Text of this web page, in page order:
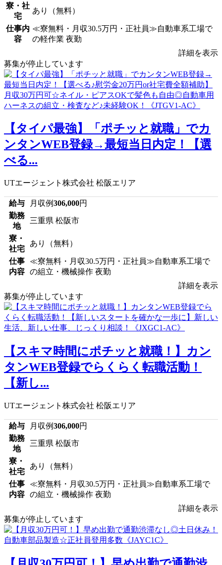
寮・社
宅
あり（無料）
仕事内
容
≪寮無料・月収30.5万円・正社員≫自動車系工場で
の軽作業 夜勤
詳細を表示
募集が停止しています
【タイパ最強】「ポチッと就職」でカ
ンタンWEB登録→最短当日内定！【選
べる...
UTエージェント株式会社 松阪エリア
給与 月収例306,000円
勤務
地
三重県 松阪市
寮・
社宅
あり（無料）
仕事
内容
≪寮無料・月収30.5万円・正社員≫自動車系工場で
の組立・機械操作 夜勤
詳細を表示
募集が停止しています
【スキマ時間にポチッと就職！】カン
タンWEB登録でらくらく転職活動！
【新し...
UTエージェント株式会社 松阪エリア
給与 月収例306,000円
勤務
地
三重県 松阪市
寮・
社宅
あり（無料）
仕事
内容
≪寮無料・月収30.5万円・正社員≫自動車系工場で
の組立・機械操作 夜勤
詳細を表示
募集が停止しています